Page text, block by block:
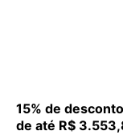
15% de
de até R$